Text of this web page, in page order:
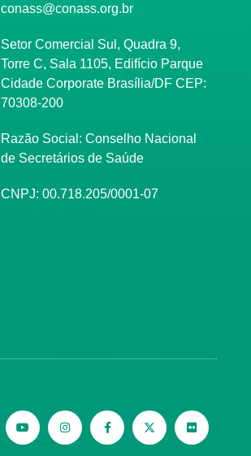
conass@conass.org.br
Setor Comercial Sul, Quadra 9,
Torre C, Sala 1105, Edifício Parque
Cidade Corporate Brasília/DF CEP:
70308-200
Razão Social: Conselho Nacional
de Secretários de Saúde
CNPJ: 00.718.205/0001-07